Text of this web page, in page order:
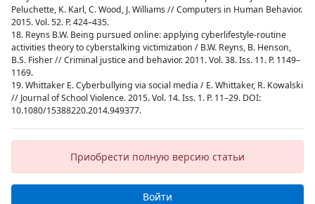
Peluchette, K. Karl, C. Wood, J. Williams // Computers in Human Behavior.
2015. Vol. 52. P. 424–435.
18. Reyns B.W. Being pursued online: applying cyberlifestyle-routine
activities theory to cyberstalking victimization / B.W. Reyns, B. Henson,
B.S. Fisher // Criminal justice and behavior. 2011. Vol. 38. Iss. 11. P. 1149–
1169.
19. Whittaker E. Cyberbullying via social media / E. Whittaker, R. Kowalski
// Journal of School Violence. 2015. Vol. 14. Iss. 1. P. 11–29. DOI:
10.1080/15388220.2014.949377.
Приобрести полную версию статьи
Войти